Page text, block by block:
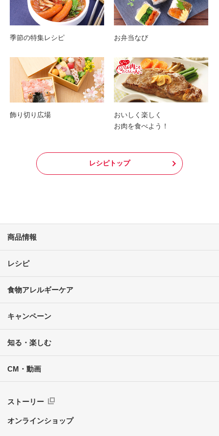
季節の特集レシピ お弁当なび
飾り切り広場
おいしく楽しく
お肉を食べよう！
レシピトップ
商品情報
レシピ
食物アレルギーケア
キャンペーン
知る・楽しむ
CM・動画
ストーリー
オンラインショップ